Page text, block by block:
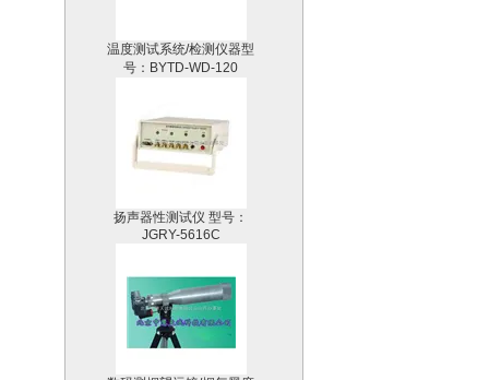
号：BYTD-WD-120
JGRY-5616C
计型号：KWST-203A